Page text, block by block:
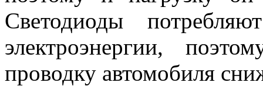
Светодиоды
электроэнергии,
проводку автомобиля